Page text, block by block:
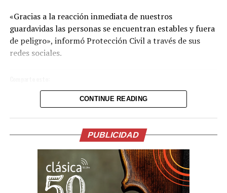
«Gracias a la reacción inmediata de nuestros
guardavidas las personas se encuentran estables y fuera
de peligro», informó Protección Civil a través de sus
redes sociales.
X
CONTINUE READING
PUBLICIDAD